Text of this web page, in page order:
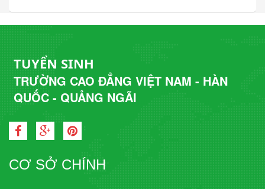
TUYỂN SINH
TRƯỜNG CAO ĐẲNG VIỆT NAM - HÀN
QUỐC - QUẢNG NGÃI
CƠ SỞ CHÍNH